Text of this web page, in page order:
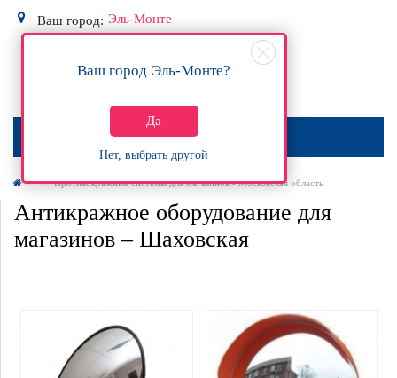
Ваш город: Эль-Монте
Ваш город Эль-Монте?
Да
Нет, выбрать другой
0Р
МЕНЮ
Противокражные системы для магазинов - Московская область
Антикражное оборудование для
магазинов – Шаховская